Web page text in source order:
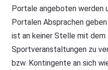
Portale angeboten werden
Portalen Absprachen
ist an keiner Stelle mit
Sportveranstaltungen zu
bzw. Kontingente an sich